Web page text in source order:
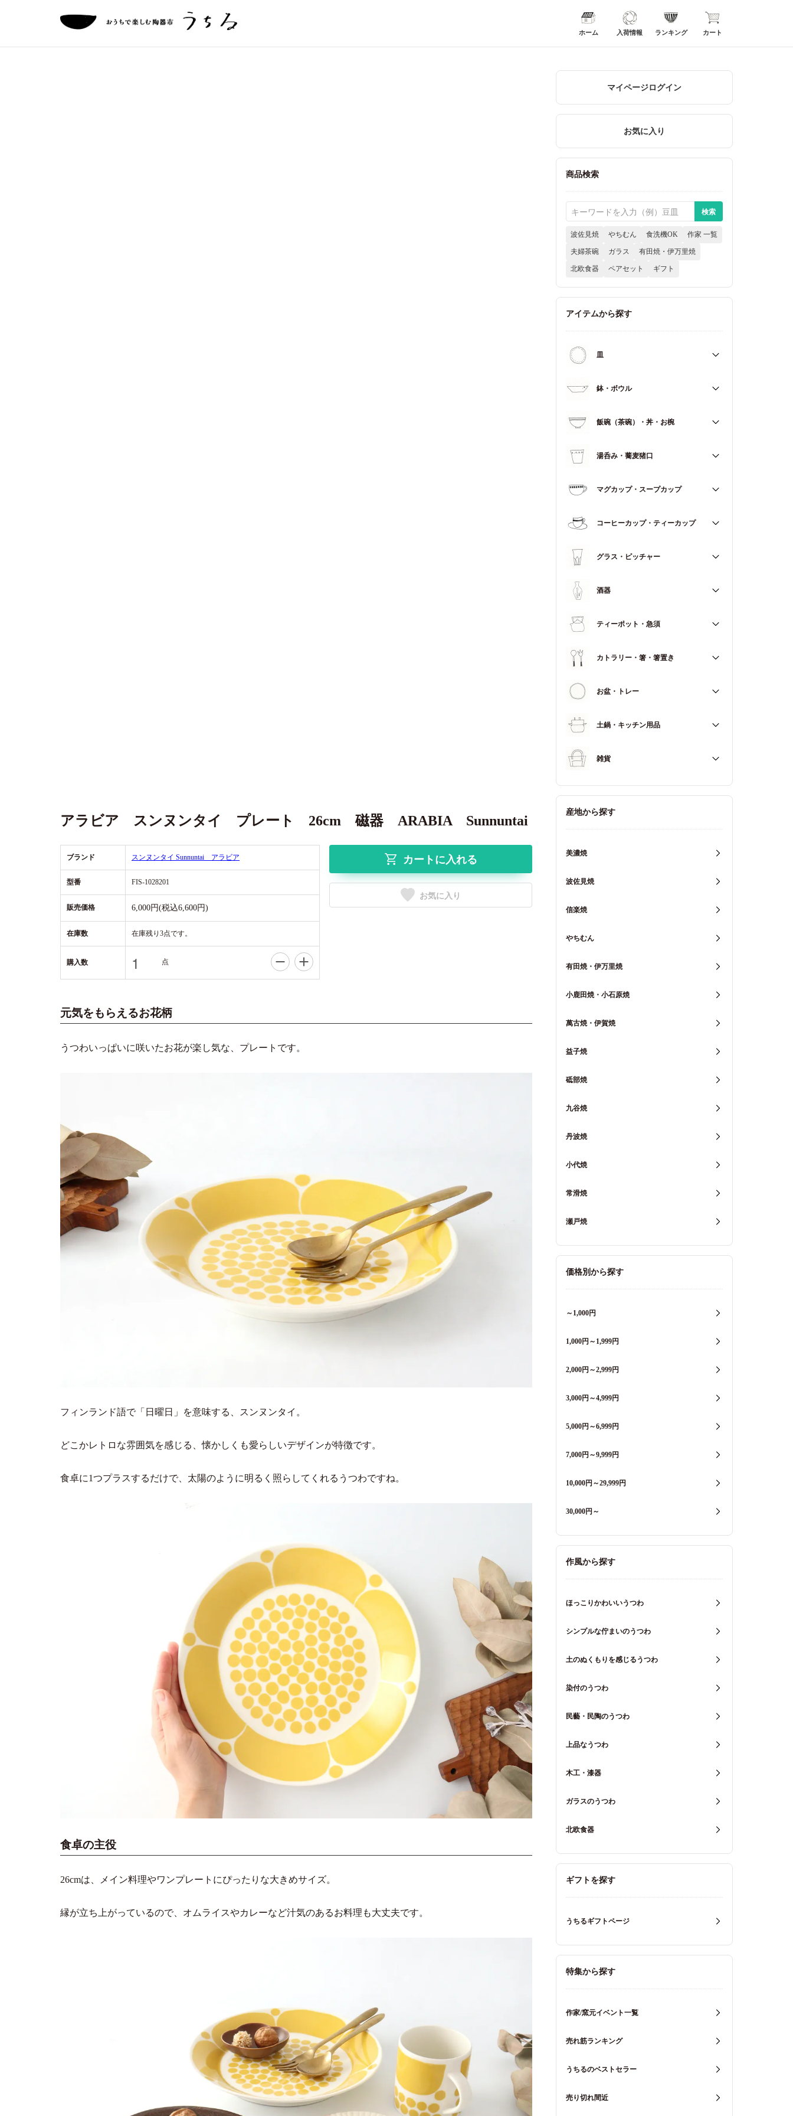
ホーム 入荷情報 ランキング カート
アラビア スンヌンタイ プレート 26cm 磁器 ARABIA Sunnuntai
ブランド スンヌンタイ Sunnuntai アラビア
型番 FIS-1028201
販売価格 6,000円(税込6,600円)
在庫数 在庫残り3点です。
購入数 点
カートに入れる
お気に入り
元気をもらえるお花柄
うつわいっぱいに咲いたお花が楽し気な、プレートです。
フィンランド語で「日曜日」を意味する、スンヌンタイ。
どこかレトロな雰囲気を感じる、懐かしくも愛らしいデザインが特徴です。
食卓に1つプラスするだけで、太陽のように明るく照らしてくれるうつわですね。
食卓の主役
26cmは、メイン料理やワンプレートにぴったりな大きめサイズ。
縁が立ち上がっているので、オムライスやカレーなど汁気のあるお料理も大丈夫です。
マイページログイン
お気に入り
商品検索
波佐見焼 やちむん 食洗機OK 作家 一覧
夫婦茶碗 ガラス 有田焼・伊万里焼
北欧食器 ペアセット ギフト
アイテムから探す
皿
すべて
取皿・中皿（15～20cm）
鉢・ボウル
すべて
中鉢（13～17cm）
飯碗（茶碗）・丼・お椀
すべて
丼（どんぶり）
湯呑み・蕎麦猪口
蕎麦猪口（そばちょこ）
マグカップ・スープカップ
スープカップ
コーヒーカップ・ティーカップ
グラス・ピッチャー
すべて
酒器
お猪口（おちょこ）
ティーポット・急須
カトラリー・箸・箸置き
すべて
箸
お盆・トレー
すべて
土鍋・キッチン用品
すべて
キッチン用品
重箱・弁当箱
雑貨
すべて
産地から探す
美濃焼
波佐見焼
信楽焼
やちむん
有田焼・伊万里焼
小鹿田焼・小石原焼
萬古焼・伊賀焼
益子焼
砥部焼
九谷焼
丹波焼
小代焼
常滑焼
瀬戸焼
価格別から探す
～1,000円
1,000円～1,999円
2,000円～2,999円
3,000円～4,999円
5,000円～6,999円
7,000円～9,999円
10,000円～29,999円
30,000円～
作風から探す
ほっこりかわいいうつわ
シンプルな佇まいのうつわ
土のぬくもりを感じるうつわ
染付のうつわ
民藝・民陶のうつわ
上品なうつわ
木工・漆器
ガラスのうつわ
北欧食器
ギフトを探す
うちるギフトページ
特集から探す
作家/窯元イベント一覧
売れ筋ランキング
うちるのベストセラー
売り切れ間近